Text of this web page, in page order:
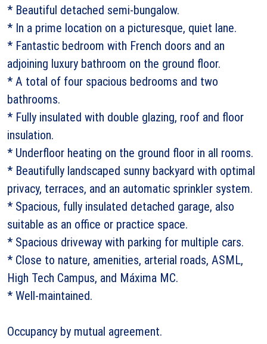
* Beautiful detached semi-bungalow.
* In a prime location on a picturesque, quiet lane.
* Fantastic bedroom with French doors and an
adjoining luxury bathroom on the ground floor.
* A total of four spacious bedrooms and two
bathrooms.
* Fully insulated with double glazing, roof and floor
insulation.
* Underfloor heating on the ground floor in all rooms.
* Beautifully landscaped sunny backyard with optimal
privacy, terraces, and an automatic sprinkler system.
* Spacious, fully insulated detached garage, also
suitable as an office or practice space.
* Spacious driveway with parking for multiple cars.
* Close to nature, amenities, arterial roads, ASML,
High Tech Campus, and Máxima MC.
* Well-maintained.
Occupancy by mutual agreement.